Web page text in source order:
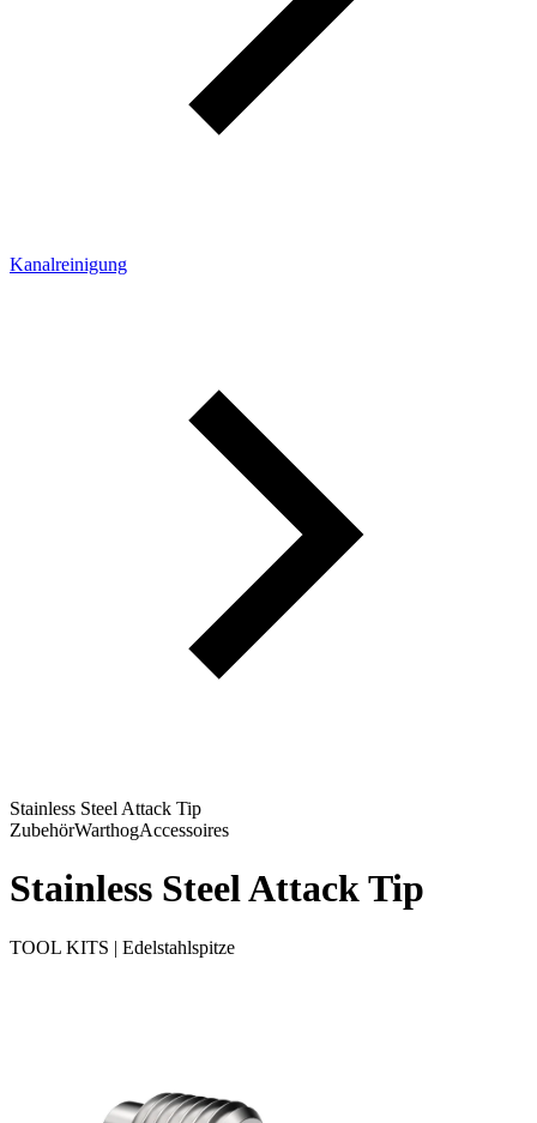
Kanalreinigung
Stainless Steel Attack Tip
ZubehörWarthogAccessoires
Stainless Steel Attack Tip
TOOL KITS | Edelstahlspitze